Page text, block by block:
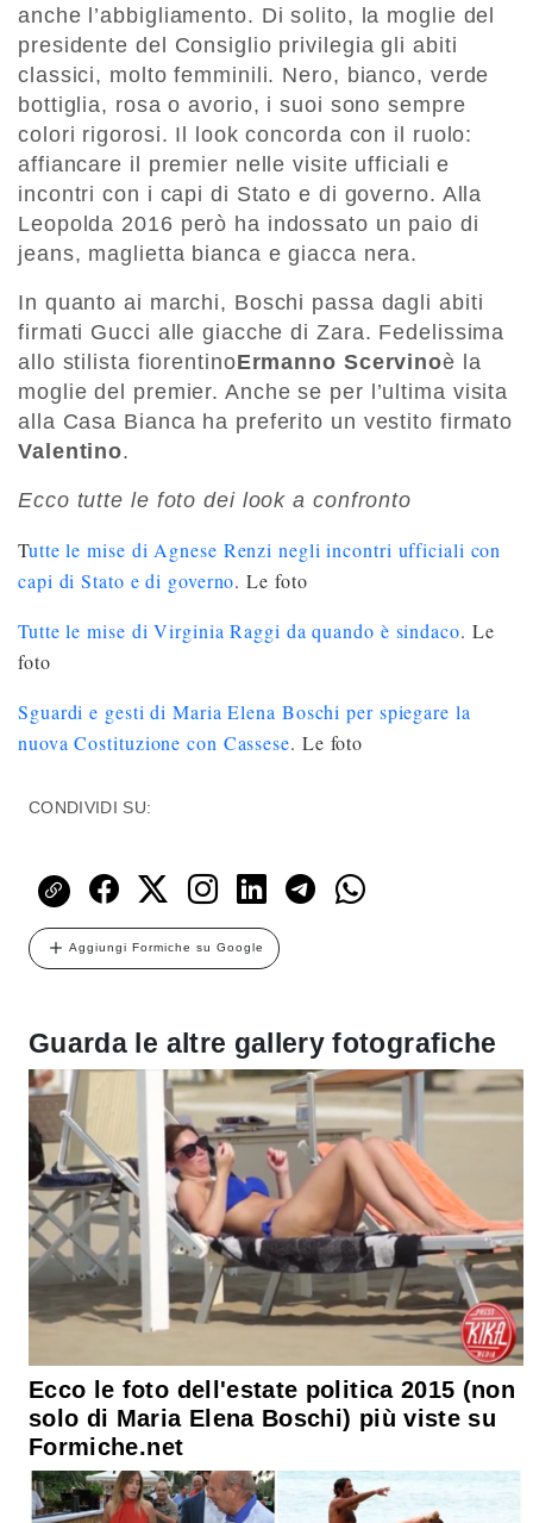
anche l’abbigliamento. Di solito, la moglie del
presidente del Consiglio privilegia gli abiti
classici, molto femminili. Nero, bianco, verde
bottiglia, rosa o avorio, i suoi sono sempre
colori rigorosi. Il look concorda con il ruolo:
affiancare il premier nelle visite ufficiali e
incontri con i capi di Stato e di governo. Alla
Leopolda 2016 però ha indossato un paio di
jeans, maglietta bianca e giacca nera.
In quanto ai marchi, Boschi passa dagli abiti
firmati Gucci alle giacche di Zara. Fedelissima
allo stilista fiorentinoErmanno Scervinoè la
moglie del premier. Anche se per l’ultima visita
alla Casa Bianca ha preferito un vestito firmato
Valentino.
Ecco tutte le foto dei look a confronto
Tutte le mise di Agnese Renzi negli incontri ufficiali con
capi di Stato e di governo. Le foto
Tutte le mise di Virginia Raggi da quando è sindaco. Le
foto
Sguardi e gesti di Maria Elena Boschi per spiegare la
nuova Costituzione con Cassese. Le foto
CONDIVIDI SU:
Aggiungi Formiche su Google
Guarda le altre gallery fotografiche
Ecco le foto dell'estate politica 2015 (non
solo di Maria Elena Boschi) più viste su
Formiche.net